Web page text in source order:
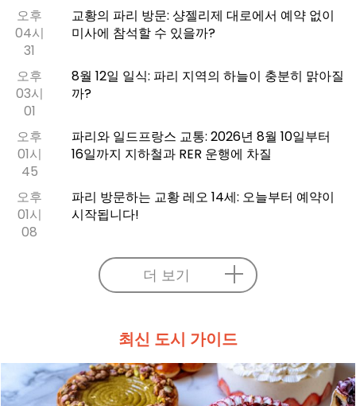
오후
04시
31
교황의 파리 방문: 샹젤리제 대로에서 예약 없이
미사에 참석할 수 있을까?
오후
03시
01
8월 12일 일식: 파리 지역의 하늘이 충분히 맑아질
까?
오후
01시
45
파리와 일드프랑스 교통: 2026년 8월 10일부터
16일까지 지하철과 RER 운행에 차질
오후
01시
08
파리 방문하는 교황 레오 14세: 오늘부터 예약이
시작됩니다!
더 보기
최신 도시 가이드